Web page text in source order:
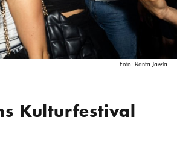
Kulturfestival
Foto: Banfa Jawla